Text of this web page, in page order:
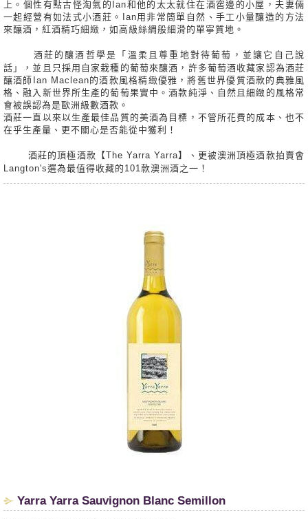
上。個性有點古怪淘氣的Ian和他的太太就住在酒窖邊的小屋，夫妻倆
一起經營有如法式小酒莊。Ian用非常簡單自然、手工小量釀造的方法
來釀酒，紅酒精巧細緻，如高級絲綢般細滑的單寧質地。
酒莊的釀酒哲學是「溫柔且尊重地對待葡萄，並讓它自己說
話」，並且只採用自家栽種的葡萄來釀酒，許多葡萄酒收藏家認為酒莊
釀酒師Ian Maclean的酒款風格精緻優雅，將舊世界優質酒款的典雅風
格、融入新世界所生產的葡萄果實中。酒款純淨、自然且細緻的風格常
會被誤認為是歐洲級數酒款。
酒莊一直以來以生產最佳品質的美酒為目標，不管所花費的成本、也不
在乎生產量、更不關心是否能從中獲利！
酒莊的頂極酒款【The Yarra Yarra】、更被澳洲頂極酒款拍賣會
Langton's選為最值得收藏的101款澳洲酒之一！
​Yarra Yarra Sauvignon Blanc Semillon